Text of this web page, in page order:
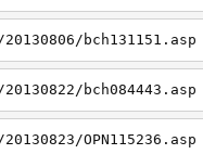
bch131151.asp
bch084443.asp
OPN115236.asp